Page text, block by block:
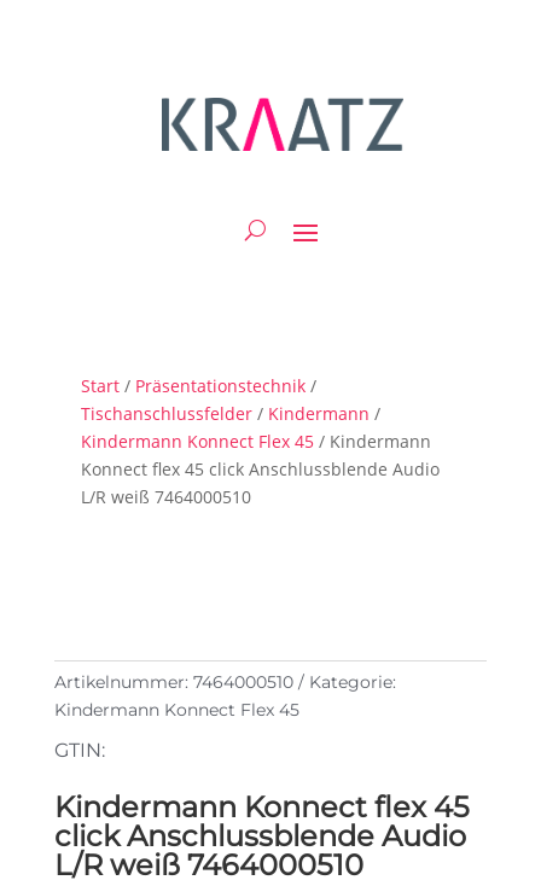
Start / Präsentationstechnik /
Tischanschlussfelder / Kindermann /
Kindermann Konnect Flex 45 / Kindermann
Konnect flex 45 click Anschlussblende Audio
L/R weiß 7464000510
Artikelnummer: 7464000510
Kategorie:
Kindermann Konnect Flex 45
GTIN:
Kindermann Konnect flex 45
click Anschlussblende Audio
L/R weiß 7464000510